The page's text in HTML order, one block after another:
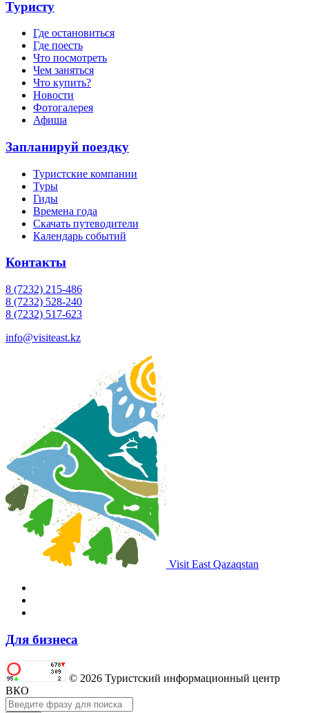
Туристу
Где остановиться
Где поесть
Что посмотреть
Чем заняться
Что купить?
Новости
Фотогалерея
Афиша
Запланируй поездку
Туристские компании
Туры
Гиды
Времена года
Скачать путеводители
Календарь событий
Контакты
8 (7232) 215-486
8 (7232) 528-240
8 (7232) 517-623
info@visiteast.kz
Visit East Qazaqstan
Для бизнеса
© 2026 Туристский информационный центр
ВКО